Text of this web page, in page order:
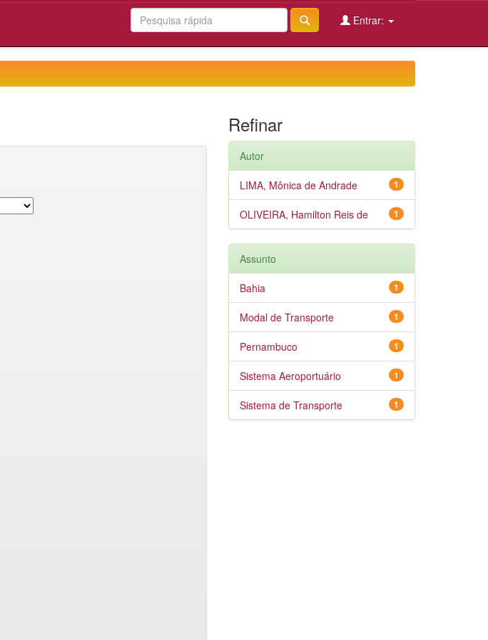
Entrar:
Refinar
Autor
1
LIMA, Mônica de Andrade
1
OLIVEIRA, Hamilton Reis de
Assunto
1
Bahia
1
Modal de Transporte
1
Pernambuco
1
Sistema Aeroportuário
1
Sistema de Transporte